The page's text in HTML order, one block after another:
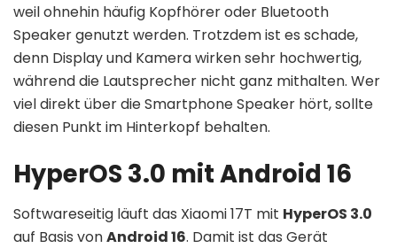
weil ohnehin häufig Kopfhörer oder Bluetooth
Speaker genutzt werden. Trotzdem ist es schade,
denn Display und Kamera wirken sehr hochwertig,
während die Lautsprecher nicht ganz mithalten. Wer
viel direkt über die Smartphone Speaker hört, sollte
diesen Punkt im Hinterkopf behalten.
HyperOS 3.0 mit Android 16
Softwareseitig läuft das Xiaomi 17T mit HyperOS 3.0
auf Basis vonAndroid 16. Damit ist das Gerät